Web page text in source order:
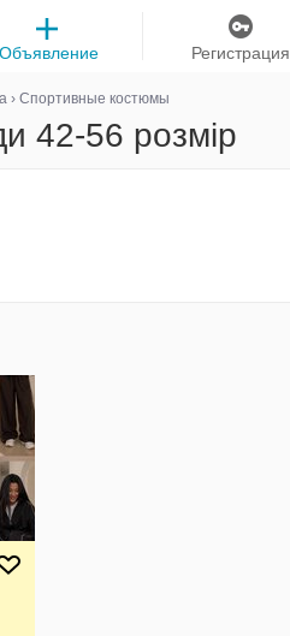
Регистрация
Объявление
› Спортивные костюмы
42-56 розмір